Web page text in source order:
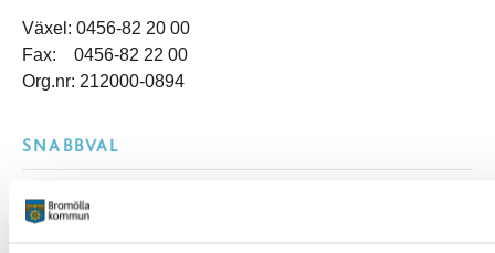
Växel: 0456-82 20 00
Fax: 0456-82 22 00
Org.nr: 212000-0894
SNABBVAL
Öppettider växel och reception i kommunhuset